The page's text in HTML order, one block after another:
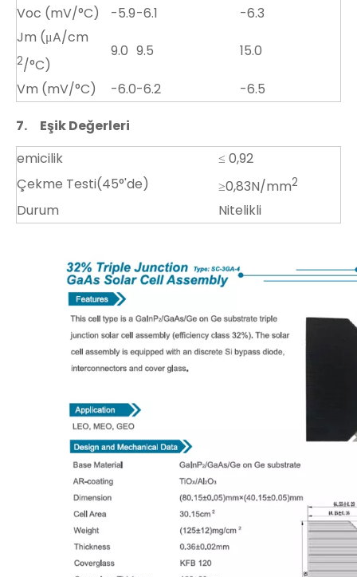
Voc (mV/°C) -5.9-6.1
-6.3
Jm (μA/cm
2/°C)
9.0 9.5 15.0
Vm (mV/°C) -6.0-6.2
-6.5
7.
Eşik Değerleri
emicilik
≤ 0,92
Çekme Testi(45°'de)
≥0,83N/mm2
Durum Nitelikli